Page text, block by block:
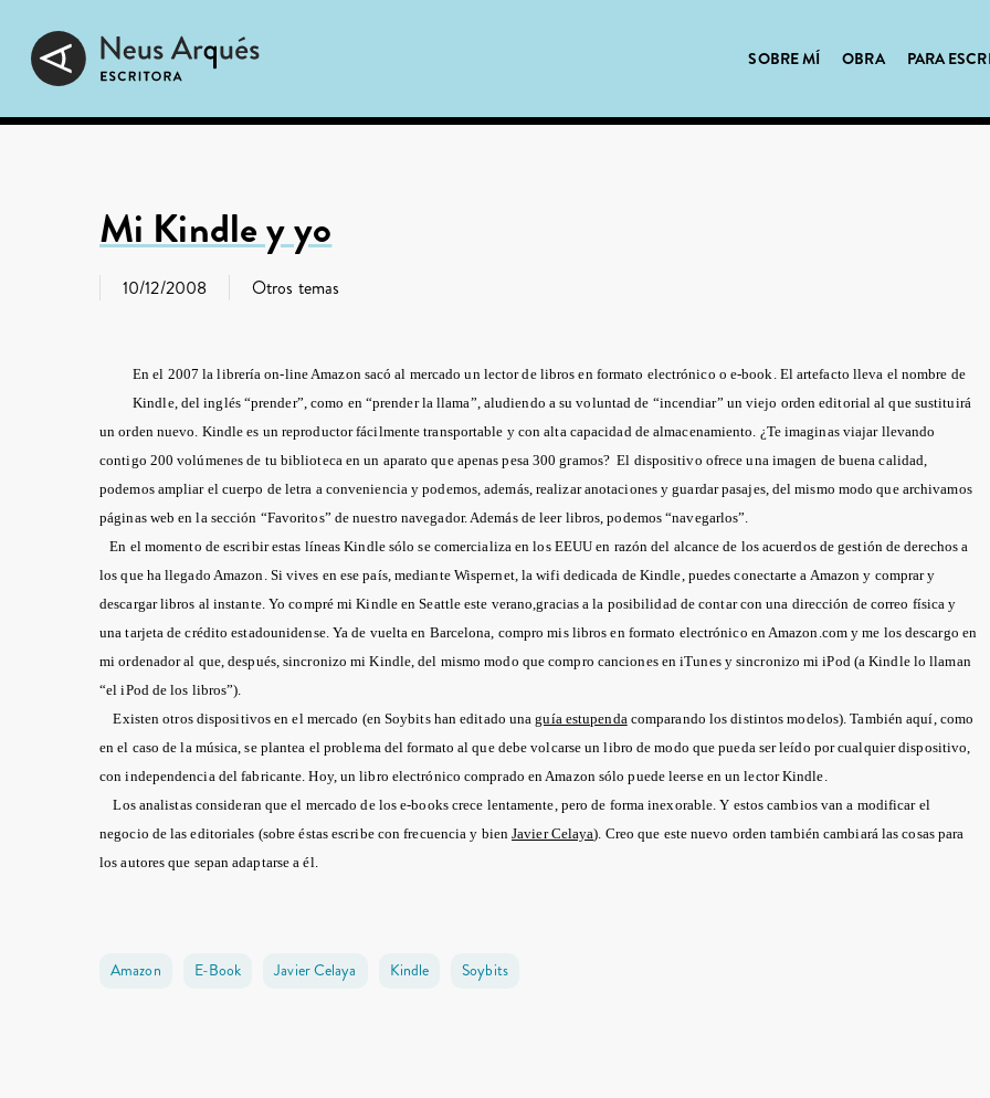
main
content
SOBRE MÍ OBRA PARA
Mi Kindle y yo
10/12/2008 Otros temas
En el 2007 la librería on-line Amazon sacó al mercado un lector de libros en formato electrónico o e-book. El artefacto lleva el nombre de
Kindle, del inglés “prender”, como en “prender la llama”, aludiendo a su voluntad de “incendiar” un viejo orden editorial al que sustituirá
un orden nuevo. Kindle es un reproductor fácilmente transportable y con alta capacidad de almacenamiento. ¿Te imaginas viajar llevando
contigo 200 volúmenes de tu biblioteca en un aparato que apenas pesa 300 gramos? El dispositivo ofrece una imagen de buena calidad,
podemos ampliar el cuerpo de letra a conveniencia y podemos, además, realizar anotaciones y guardar pasajes, del mismo modo que archivamos
páginas web en la sección “Favoritos” de nuestro navegador. Además de leer libros, podemos “navegarlos”.
En el momento de escribir estas líneas Kindle sólo se comercializa en los EEUU en razón del alcance de los acuerdos de gestión de derechos a
los que ha llegado Amazon. Si vives en ese país, mediante Wispernet, la wifi dedicada de Kindle, puedes conectarte a Amazon y comprar y
descargar libros al instante. Yo compré mi Kindle en Seattle este verano,gracias a la posibilidad de contar con una dirección de correo física y
una tarjeta de crédito estadounidense. Ya de vuelta en Barcelona, compro mis libros en formato electrónico en Amazon.com y me los descargo en
mi ordenador al que, después, sincronizo mi Kindle, del mismo modo que compro canciones en iTunes y sincronizo mi iPod (a Kindle lo llaman
“el iPod de los libros”).
Existen otros dispositivos en el mercado (en Soybits han editado unaguía estupendacomparando los distintos modelos). También aquí, como
en el caso de la música, se plantea el problema del formato al que debe volcarse un libro de modo que pueda ser leído por cualquier dispositivo,
con independencia del fabricante. Hoy, un libro electrónico comprado en Amazon sólo puede leerse en un lector Kindle.
Los analistas consideran que el mercado de los e-books crece lentamente, pero de forma inexorable. Y estos cambios van a modificar el
negocio de las editoriales (sobre éstas escribe con frecuencia y bienJavier Celaya). Creo que este nuevo orden también cambiará las cosas para
los autores que sepan adaptarse a él.
Amazon E-Book Javier Celaya Kindle Soybits